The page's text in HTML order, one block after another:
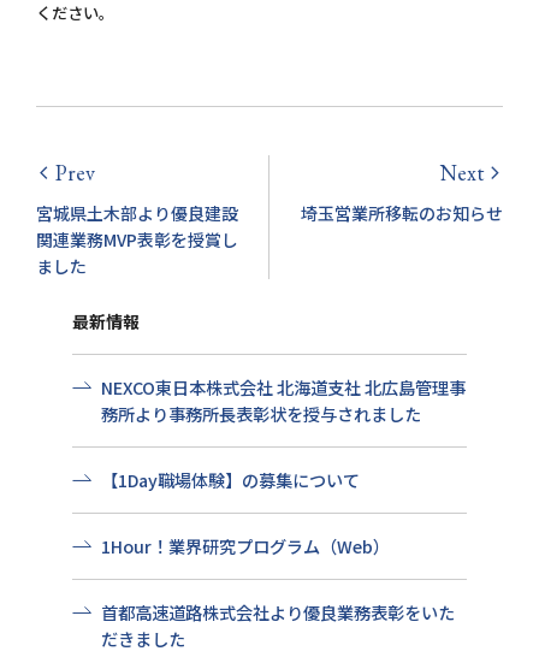
ください。
arrow_back_ios Prev
宮城県土木部より優良建設
関連業務MVP表彰を授賞し
ました
Next arrow_forward_ios
埼玉営業所移転のお知らせ
最新情報
NEXCO東日本株式会社 北海道支社 北広島管理事
務所より事務所長表彰状を授与されました
【1Day職場体験】の募集について
1Hour！業界研究プログラム（Web）
首都高速道路株式会社より優良業務表彰をいた
だきました